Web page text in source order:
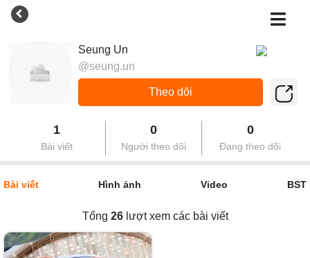
Seung Un
@seung.un
Theo dõi
1
Bài viết
0
Người theo dõi
0
Đang theo dõi
Bài viết Hình ảnh Video BST
Tổng 26lượt xem các bài viết